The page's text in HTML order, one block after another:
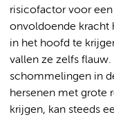
risicofactor voor een
onvoldoende kracht
in het hoofd te
vallen ze zelfs
schommelingen in
hersenen met grote
krijgen, kan steeds